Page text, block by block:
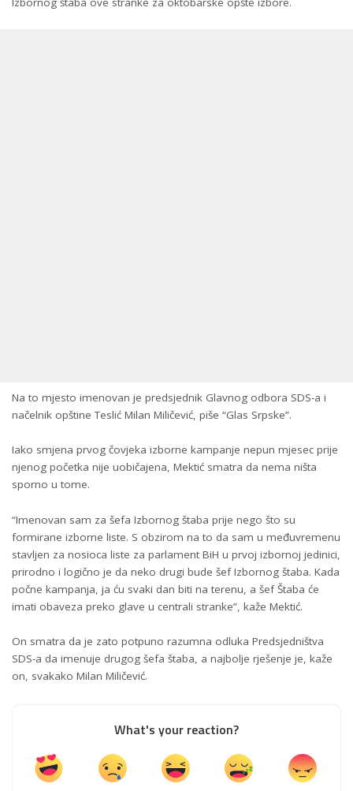
Na to mjesto imenovan je predsjednik Glavnog odbora SDS-a i
načelnik opštine Teslić Milan Miličević, piše “Glas Srpske”.
Iako smjena prvog čovjeka izborne kampanje nepun mjesec prije
njenog početka nije uobičajena, Mektić smatra da nema ništa
sporno u tome.
“Imenovan sam za šefa Izbornog štaba prije nego što su
formirane izborne liste. S obzirom na to da sam u međuvremenu
stavljen za nosioca liste za parlament BiH u prvoj izbornoj jedinici,
prirodno i logično je da neko drugi bude šef Izbornog štaba. Kada
počne kampanja, ja ću svaki dan biti na terenu, a šef Štaba će
imati obaveza preko glave u centrali stranke”, kaže Mektić.
On smatra da je zato potpuno razumna odluka Predsjedništva
SDS-a da imenuje drugog šefa štaba, a najbolje rješenje je, kaže
on, svakako Milan Miličević.
What's your reaction?